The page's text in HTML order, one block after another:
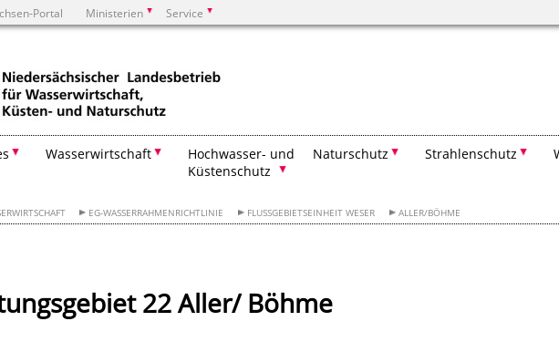
Portal Ministerien Service
Wasserwirtschaft
Hochwasser- und
Küstenschutz
Naturschutz Strahlenschutz
EG-WASSERRAHMENRICHTLINIE FLUSSGEBIETSEINHEIT WESER ALLER/BÖHME
22 Aller/ Böhme